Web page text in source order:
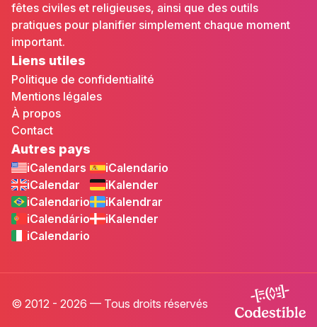
fêtes civiles et religieuses, ainsi que des outils
pratiques pour planifier simplement chaque moment
important.
Liens utiles
Politique de confidentialité
Mentions légales
À propos
Contact
Autres pays
iCalendars
iCalendar
iCalendario
iCalendário
iCalendario
iCalendario
iKalender
iKalendrar
iKalender
© 2012 - 2026 — Tous droits réservés